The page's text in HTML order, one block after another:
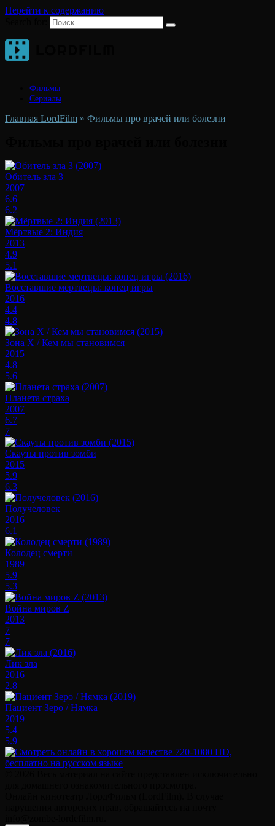
Перейти к содержанию
Фильмы
Сериалы
Главная LordFilm » Фильмы про врачей или болезни
Обитель зла 3
2007
6.6
6.2
Мёртвые 2: Индия
2013
4.9
5.1
Восставшие мертвецы: конец игры
2016
4.4
4.8
Зона X / Кем мы становимся
2015
4.8
5.6
Планета страха
2007
6.7
7
Скауты против зомби
2015
5.9
6.3
Получеловек
2016
6.1
Колодец смерти
1989
5.9
5.3
Война миров Z
2013
7
7
Лик зла
2016
2.8
Пациент Зеро / Нямка
2019
5.4
5.9